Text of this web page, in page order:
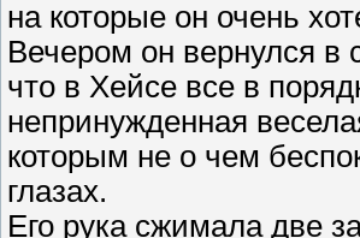
на которые он очень
Вечером он вернулся в
что в Хейсе все в
непринужденная
которым не о чем
глазах.
Его рука сжимала две